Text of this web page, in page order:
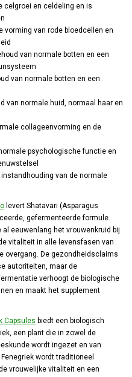
celgroei en celdeling en is
vorming van rode bloedcellen en
van normale botten en een
van normale botten en een
van normale huid, normaal haar en
collageenvorming en de
psychologische functie en
van de normale
levert Shatavari (Asparagus
gefermenteerde formule.
eeuwenlang het vrouwenkruid bij
vitaliteit in alle levensfasen van
overgang. De gezondheidsclaims
autoriteiten, maar de
verhoogt de biologische
en maakt het supplement
Capsules biedt een biologisch
een plant die in zowel de
wordt ingezet en van
wordt traditioneel
vrouwelijke vitaliteit en een